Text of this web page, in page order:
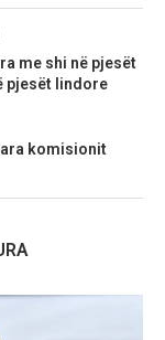
me shi në pjesët
pjesët lindore
komisionit